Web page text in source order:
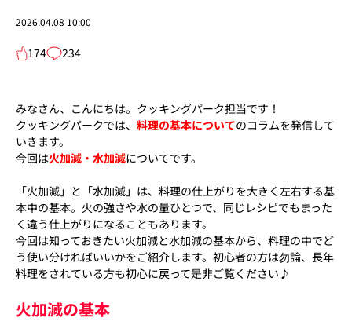
2026.04.08 10:00
174 234
みなさん、こんにちは。クッキングパーク担当です！
クッキングパークでは、 料理の基本についてのコラムを発信して
いきます。
今回は火加減・水加減についてです。
「火加減」と「水加減」は、料理の仕上がりを大きく左右する基
本中の基本。火の強さや水の量ひとつで、同じレシピでもまった
く違う仕上がりになることもあります。
今回は知っておきたい火加減と水加減の基本から、料理の中でど
う使い分ければいいかをご紹介します。初心者の方は勿論、長年
料理をされている方も初心に戻って是非ご覧ください♪
火加減の基本